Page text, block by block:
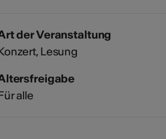
der Veranstaltung
Lesung
alle